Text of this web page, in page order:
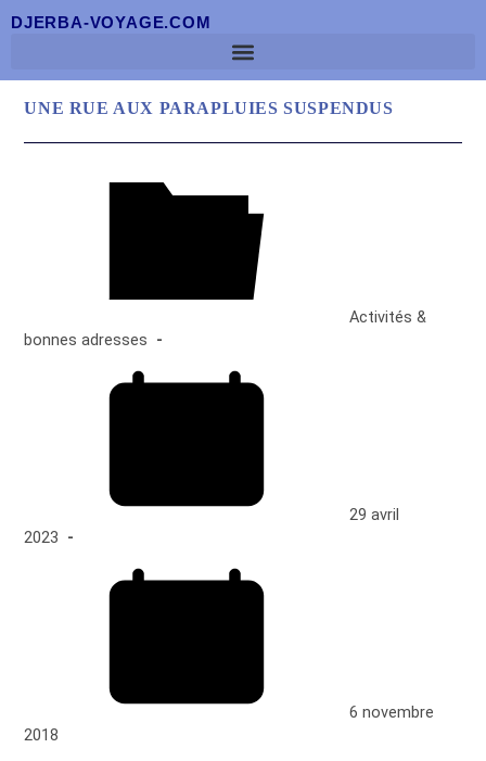
DJERBA-VOYAGE.COM
UNE RUE AUX PARAPLUIES SUSPENDUS
Activités &
bonnes adresses
29 avril
2023
6 novembre
2018